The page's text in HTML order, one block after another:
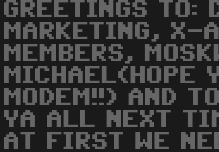
GREETINGS TO:
MARKETING,
MEMBERS,
MICHAEL(HOPE
MODEM!!) AND
YA ALL NEXT
AT FIRST WE